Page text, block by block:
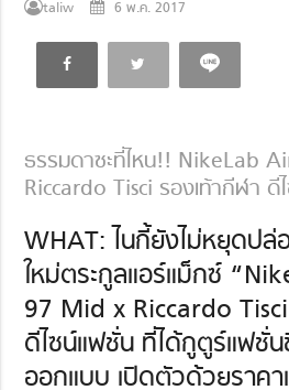
taliw 6 พ.ค. 2017
ธรรมดาซะที่ไหน!! NikeLab
Riccardo Tisci รองเท้ากีฬา ดี
WHAT: ไนกี้ยังไม่หยุดปล่
ใหม่ตระกูลแอร์แม็กซ์
97 Mid x Riccardo
ดีไซน์แฟชั่น ที่ได้กูตูร์แฟชั่
ออกแบบ เปิดตัวด้วยราค